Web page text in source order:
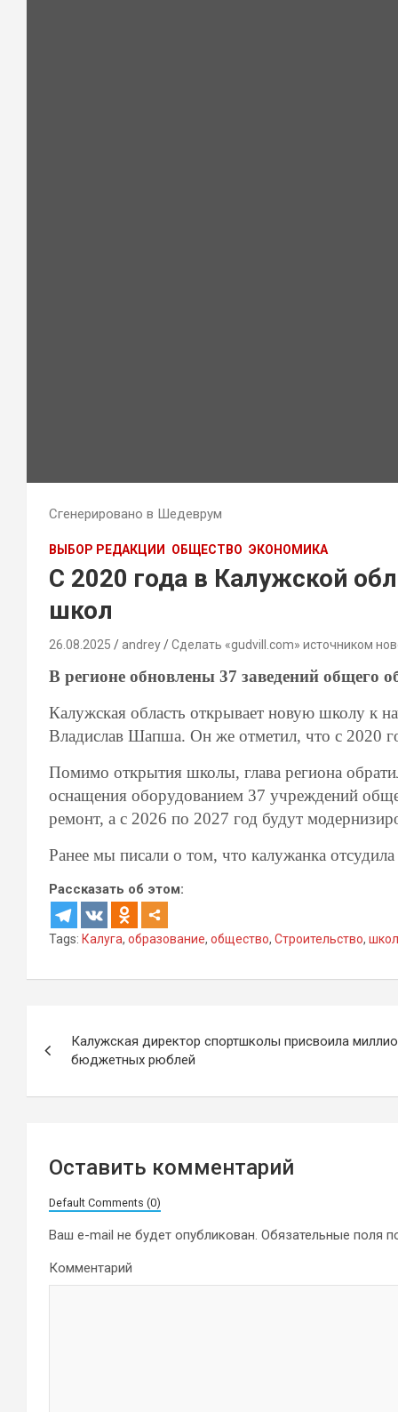
Сгенерировано в Шедеврум
ВЫБОР РЕДАКЦИИ ОБЩЕСТВО ЭКОНОМИКА
С 2020 года в Калужской
школ
26.08.2025 andrey Сделать «gudvill.com» источником
В регионе обновлены 37 заведений общего
Калужская область открывает новую школу к
Владислав Шапша. Он же отметил, что с 2020
Помимо открытия школы, глава региона
оснащения оборудованием 37 учреждений
ремонт, а с 2026 по 2027 год будут
Ранее мы писали о том, что калужанка
Рассказать об этом:
Tags: Калуга, образование, общество, Строительство,
по
записям
Калужская директор спортшколы присвоила
бюджетных рюблей
Оставить комментарий
Default Comments (0)
Ваш e-mail не будет опубликован. Обязательные поля
Комментарий